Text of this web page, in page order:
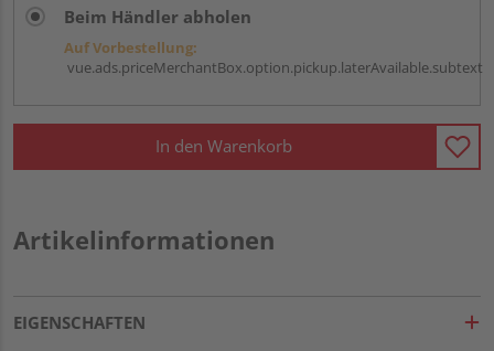
Beim Händler abholen
Auf Vorbestellung:
vue.ads.priceMerchantBox.option.pickup.laterAvailable.subtext
In den Warenkorb
Artikelinformationen
EIGENSCHAFTEN